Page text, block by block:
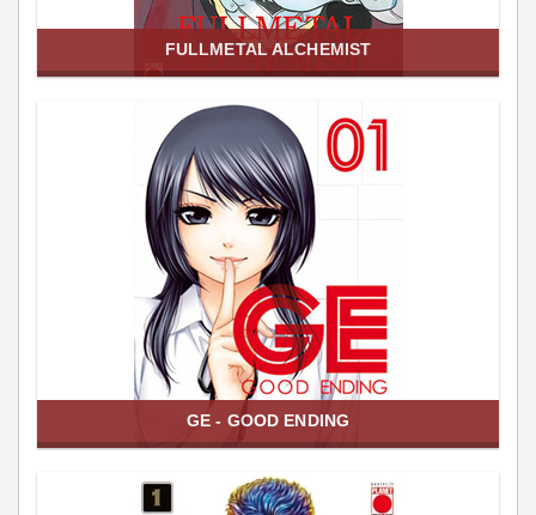
FULLMETAL ALCHEMIST
GE - GOOD ENDING